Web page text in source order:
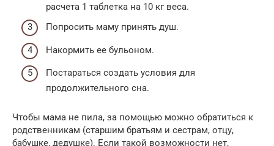
расчета 1 таблетка на 10 кг веса.
Попросить маму принять душ.
Накормить ее бульоном.
Постараться создать условия для
продолжительного сна.
Чтобы мама не пила, за помощью можно обратиться к
родственникам (старшим братьям и сестрам, отцу,
бабушке, дедушке). Если такой возможности нет,